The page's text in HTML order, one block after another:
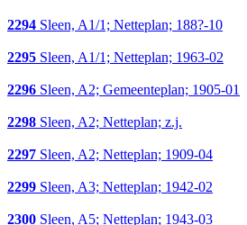
2294 Sleen, A1/1; Netteplan; 188?-10
2295 Sleen, A1/1; Netteplan; 1963-02
2296 Sleen, A2; Gemeenteplan; 1905-01
2298 Sleen, A2; Netteplan; z.j.
2297 Sleen, A2; Netteplan; 1909-04
2299 Sleen, A3; Netteplan; 1942-02
2300 Sleen, A5; Netteplan; 1943-03